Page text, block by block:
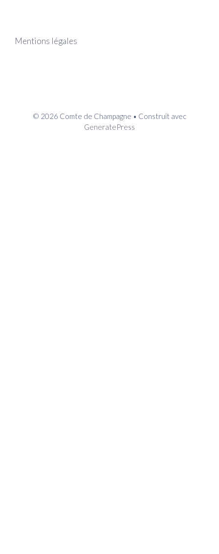
Mentions légales
© 2026 Comte de Champagne • Construit avec
GeneratePress